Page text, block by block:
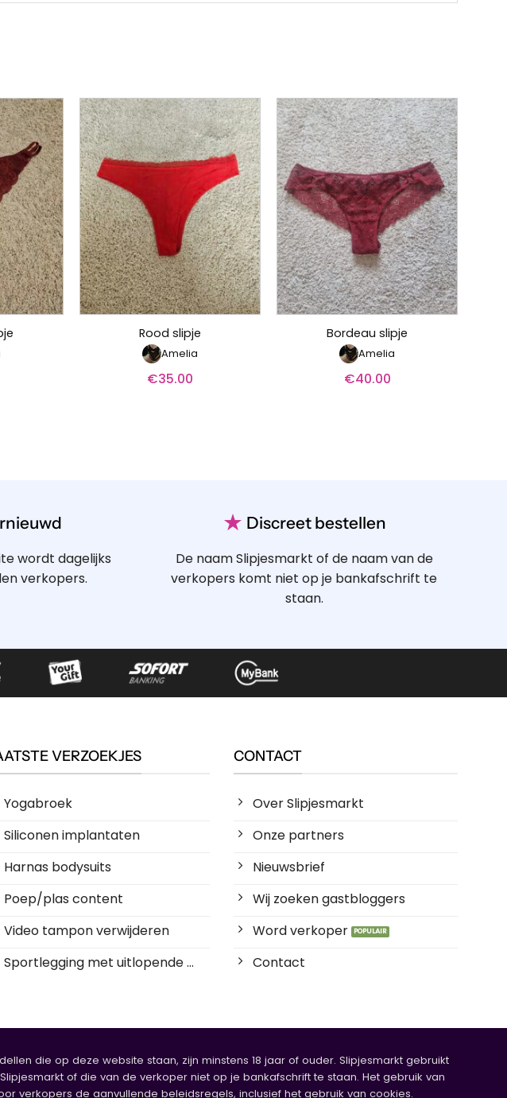
Rood slipje
Amelia
€35.00
Bordeau slipje
Amelia
€40.00
wordt dagelijks
verkopers.
★ Discreet bestellen
De naam Slipjesmarkt of de naam van de
verkopers komt niet op je bankafschrift te
staan.
VERZOEKJES
Yogabroek
Siliconen implantaten
Harnas bodysuits
Poep/plas content
Video tampon verwijderen
Sportlegging met uitlopende ...
CONTACT
Over Slipjesmarkt
Onze partners
Nieuwsbrief
Wij zoeken gastbloggers
Word verkoper
Contact
die op deze website staan, zijn minstens 18 jaar of ouder. Slipjesmarkt gebruikt
of die van de verkoper niet op je bankafschrift te staan. Het gebruik van
verkopers de aanvullende beleidsregels, inclusief het gebruik van cookies.